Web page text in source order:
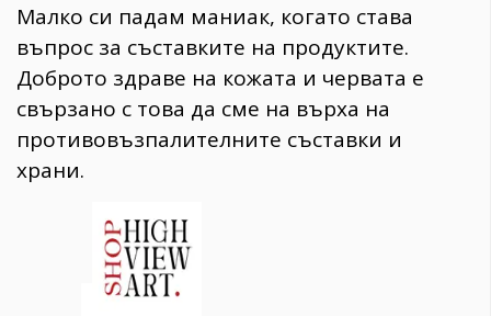
Малко си падам маниак, когато става
въпрос за съставките на продуктите.
Доброто здраве на кожата и червата е
свързано с това да сме на върха на
противовъзпалителните съставки и
храни.